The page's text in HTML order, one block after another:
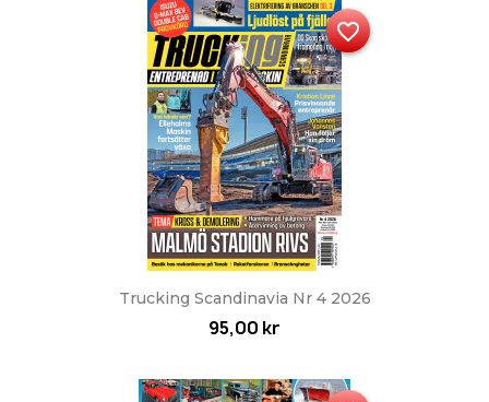
Trucking Scandinavia Nr 4 2026
95,00 kr
favorite_border